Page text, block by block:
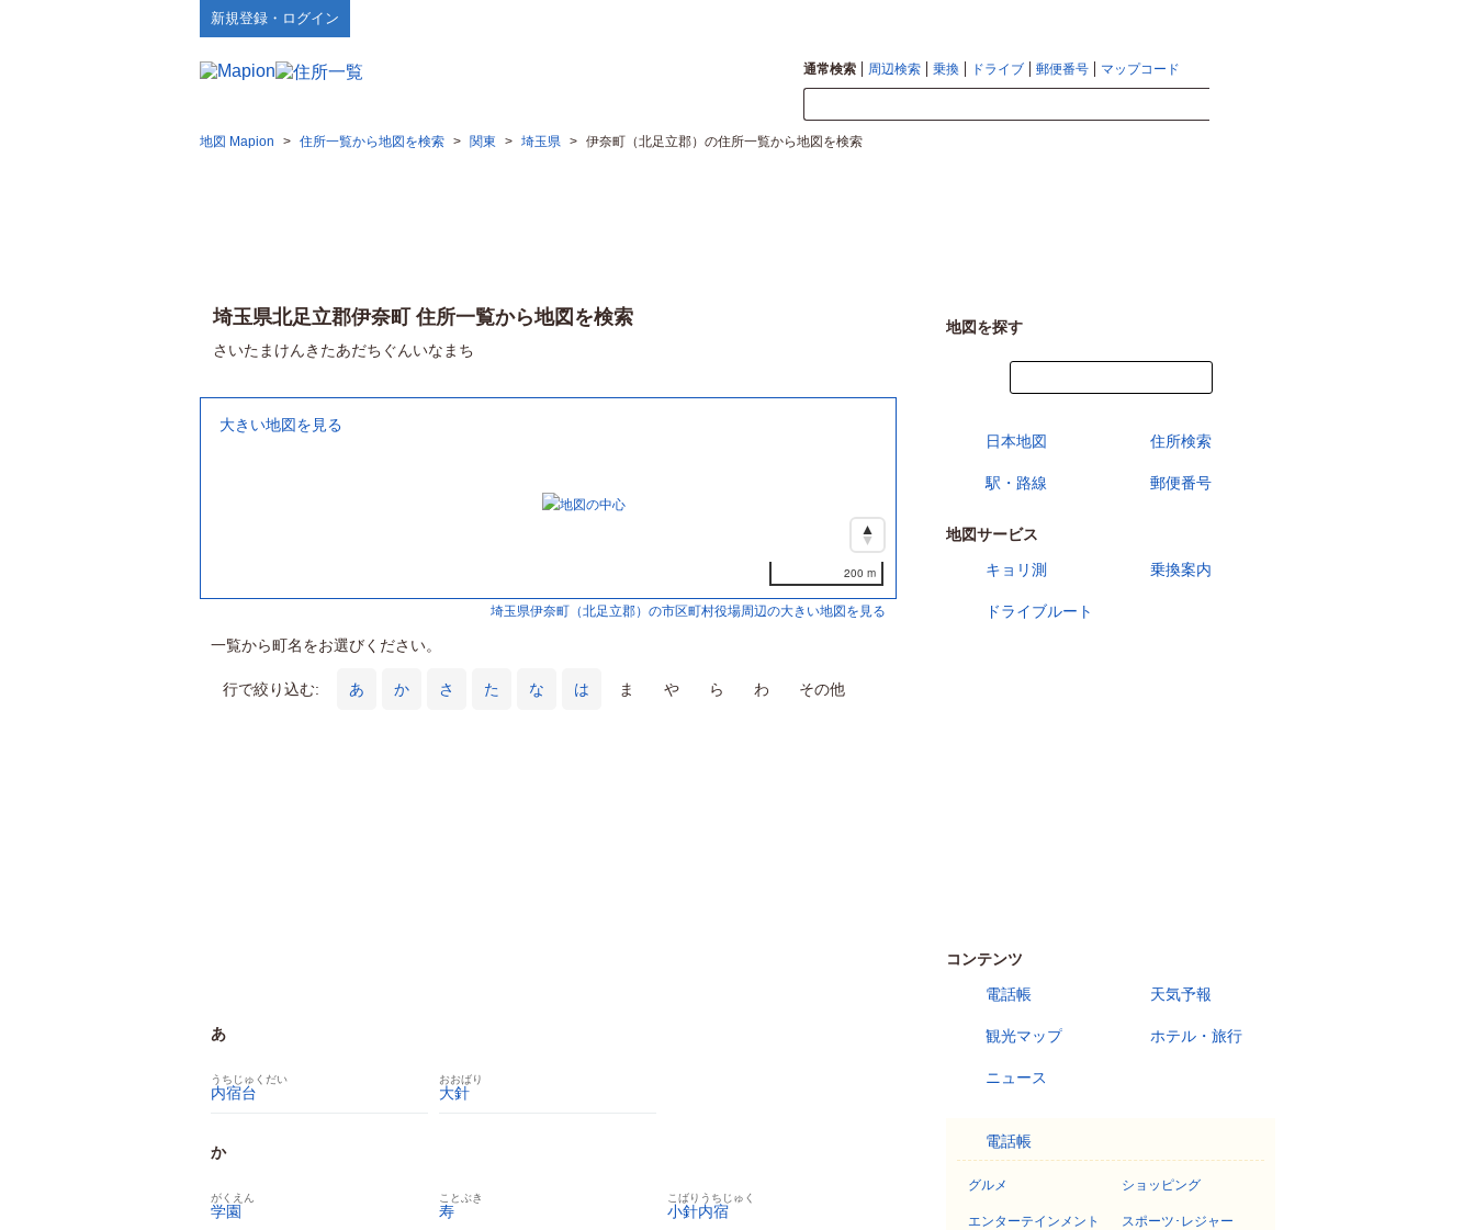
新規登録・ログイン
通常検索 周辺検索 乗換 ドライブ 郵便番号 マップコード
地図 Mapion > 住所一覧から地図を検索 > 関東 > 埼玉県 > 伊奈町（北足立郡）の住所一覧から地図を検索
埼玉県北足立郡伊奈町 住所一覧から地図を検索
さいたまけんきたあだちぐんいなまち
200 m
埼玉県伊奈町（北足立郡）の市区町村役場周辺の大きい地図を見る
大きい地図を見る
一覧から町名をお選びください。
行で絞り込む: あ か さ た な は ま や ら わ その他
あ
うちじゅくだい
内宿台
おおばり
大針
か
がくえん
学園
ことぶき
寿
こばりうちじゅく
小針内宿
地図を探す
日本地図 住所検索
駅・路線 郵便番号
地図サービス
キョリ測
乗換案内
ドライブルート
コンテンツ
電話帳
天気予報
観光マップ ホテル・旅行
ニュース
電話帳
グルメ ショッピング
エンターテインメント スポーツ･レジャー